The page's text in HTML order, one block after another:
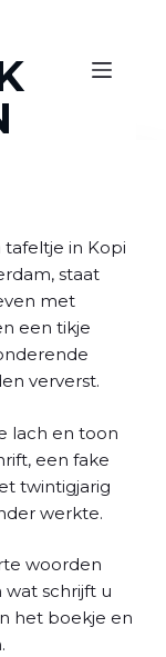
tafeltje in Kopi
staat
met
een tikje
ververst.
lach en toon
een fake
twintigjarig
werkte.
woorden
wat schrijft u
het boekje en